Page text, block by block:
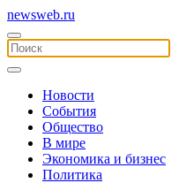
newsweb.ru
Новости
События
Общество
В мире
Экономика и бизнес
Политика